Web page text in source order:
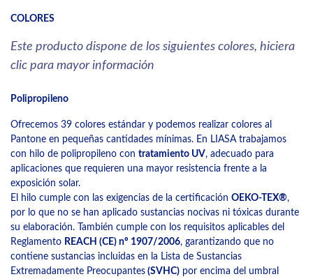
COLORES
Este producto dispone de los siguientes colores, hiciera
clic para mayor información
Polipropileno
Ofrecemos 39 colores estándar y podemos realizar colores al
Pantone en pequeñas cantidades mínimas. En LIASA trabajamos
con hilo de polipropileno con tratamiento UV, adecuado para
aplicaciones que requieren una mayor resistencia frente a la
exposición solar.
El hilo cumple con las exigencias de la certificación OEKO-TEX®,
por lo que no se han aplicado sustancias nocivas ni tóxicas durante
su elaboración. También cumple con los requisitos aplicables del
Reglamento REACH (CE) nº 1907/2006, garantizando que no
contiene sustancias incluidas en la Lista de Sustancias
Extremadamente Preocupantes (SVHC) por encima del umbral